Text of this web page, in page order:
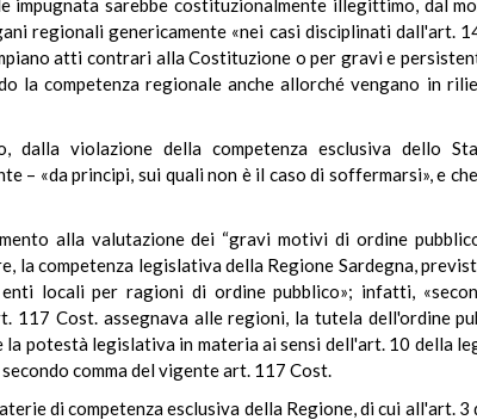
sarebbe costituzionalmente illegittimo, dal
regionali genericamente «nei casi disciplinati dall'art.
atti contrari alla Costituzione o per gravi e
la competenza regionale anche allorché vengano in
dalla violazione della competenza esclusiva dello
– «da principi, sui quali non è il caso di soffermarsi», e
alla valutazione dei “gravi motivi di ordine
competenza legislativa della Regione Sardegna,
locali per ragioni di ordine pubblico»; infatti,
117 Cost. assegnava alle regioni, la tutela dell'ordine
potestà legislativa in materia ai sensi dell'art. 10 della
comma del vigente art. 117 Cost.
di competenza esclusiva della Regione, di cui all'art.